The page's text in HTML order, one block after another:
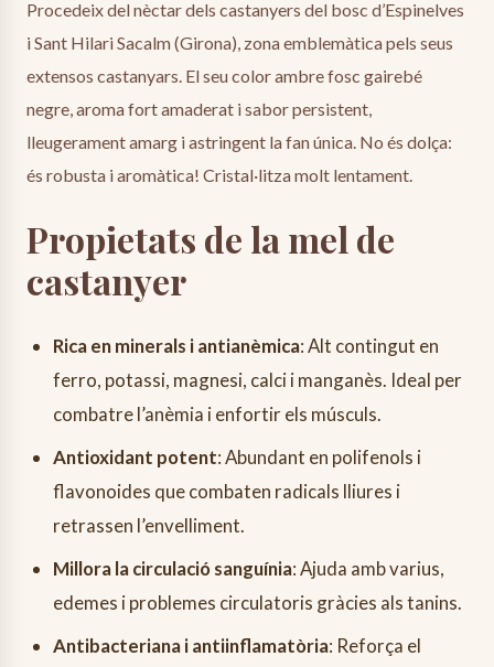
Procedeix del nèctar dels castanyers del bosc d’Espinelves
i Sant Hilari Sacalm (Girona), zona emblemàtica pels seus
extensos castanyars. El seu color ambre fosc gairebé
negre, aroma fort amaderat i sabor persistent,
lleugerament amarg i astringent la fan única. No és dolça:
és robusta i aromàtica! Cristal·litza molt lentament.
Propietats de la mel de
castanyer
Rica en minerals i antianèmica: Alt contingut en
ferro, potassi, magnesi, calci i manganès. Ideal per
combatre l’anèmia i enfortir els músculs.
Antioxidant potent: Abundant en polifenols i
flavonoides que combaten radicals lliures i
retrassen l’envelliment.
Millora la circulació sanguínia: Ajuda amb varius,
edemes i problemes circulatoris gràcies als tanins.
Antibacteriana i antiinflamatòria: Reforça el